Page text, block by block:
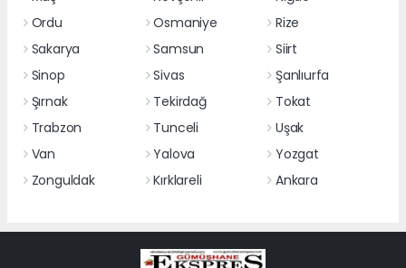
Ordu
Osmaniye
Rize
Sakarya
Samsun
Siirt
Sinop
Sivas
Şanlıurfa
Şırnak
Tekirdağ
Tokat
Trabzon
Tunceli
Uşak
Van
Yalova
Yozgat
Zonguldak
Kırklareli Ankara